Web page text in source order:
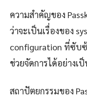
ความสำคัญของ
ว่าจะเป็นเรื่องของ
configuration ที่ซับซ้
ช่วยจัดการได้อย่างเ
สถาปัตยกรรมของ